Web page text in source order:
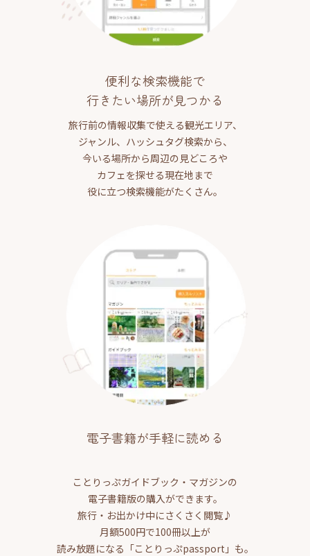
便利な検索機能で
行きたい場所が見つかる
旅行前の情報収集で使える観光エリア、
ジャンル、ハッシュタグ検索から、
今いる場所から周辺の見どころや
カフェを探せる現在地まで
役に立つ検索機能がたくさん。
電子書籍が手軽に読める
ことりっぷガイドブック・マガジンの
電子書籍版の購入ができます。
旅行・お出かけ中にさくさく閲覧♪
月額500円で100冊以上が
読み放題になる「ことりっぷpassport」も。